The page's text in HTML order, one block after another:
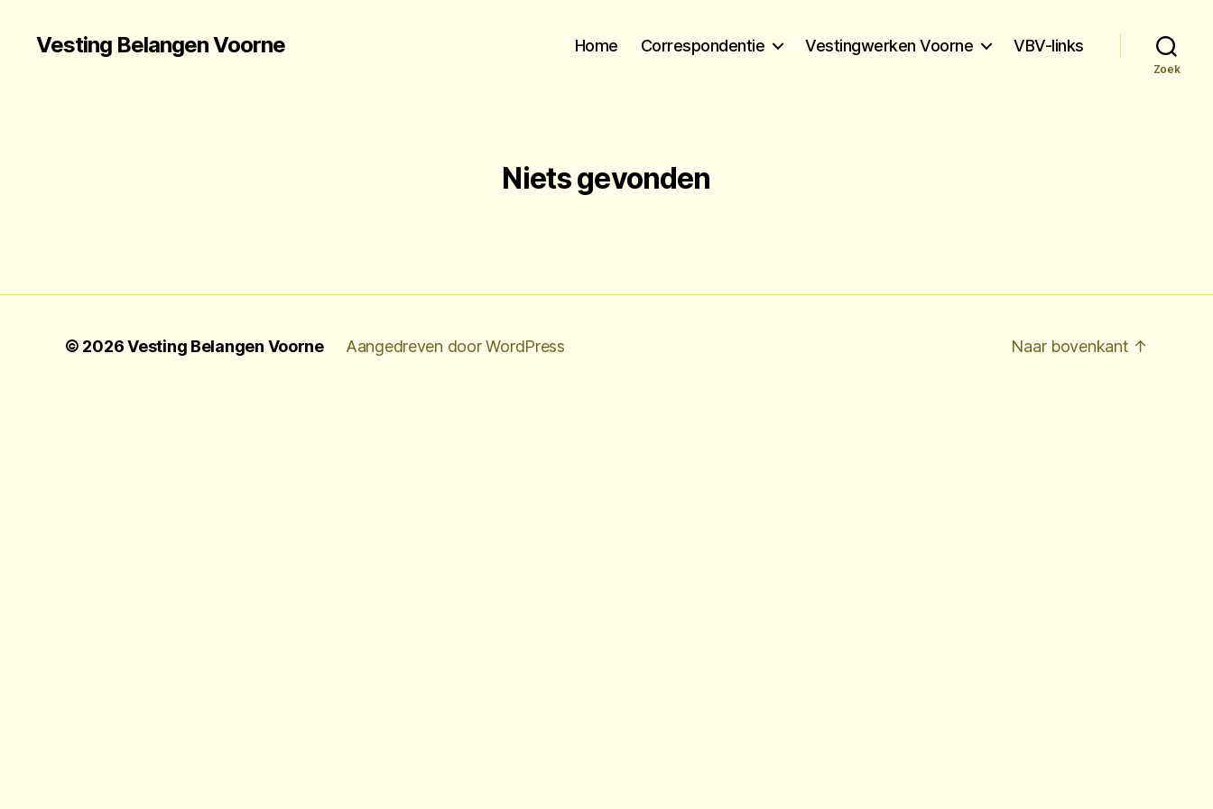
Vesting Belangen Voorne Home Correspondentie Vestingwerken Voorne VBV-links
Zoek
Niets gevonden
© 2026Vesting Belangen Voorne Aangedreven door WordPress Naar bovenkant ↑